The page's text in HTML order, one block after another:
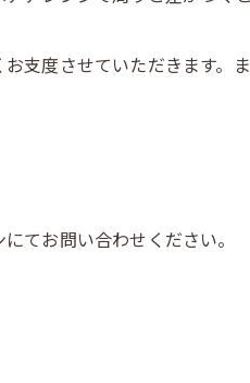
支度させていただきます。
てお問い合わせください。